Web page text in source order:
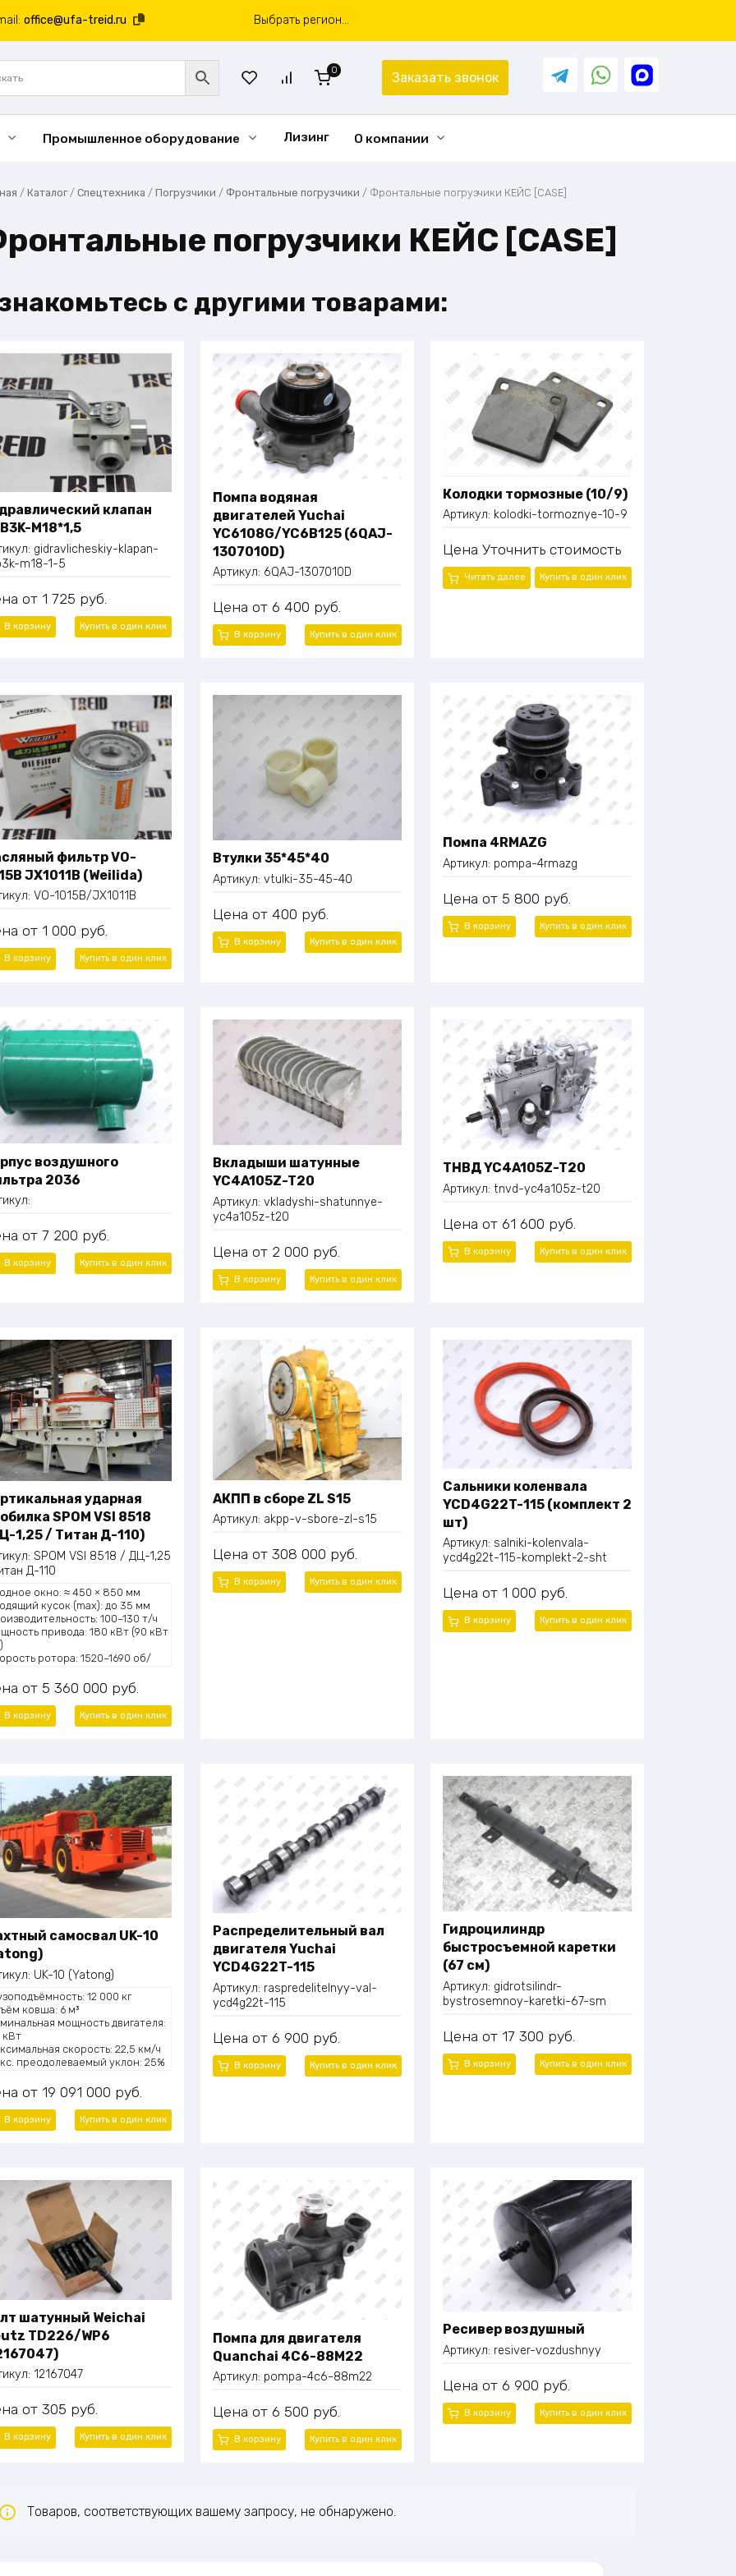
office@ufa-treid.ru Выбрать регион...
0 Заказать звонок
Промышленное оборудование Лизинг О компании
/ Каталог/ Спецтехника / Погрузчики / Фронтальные погрузчики / Фронтальные погрузчики КЕЙС [CASE]
погрузчики КЕЙС [CASE]
с другими товарами:
клапан
M18*1,5
gidravlicheskiy-klapan-
m18-1-5
1 725 руб.
В корзину Купить в один клик
Помпа водяная
двигателей Yuchai
YC6108G/YC6B125 (6QAJ-
1307010D)
Артикул: 6QAJ-1307010D
Цена 6 400 руб.
В корзину Купить в один клик
Колодки тормозные (10/9)
Артикул: kolodki-tormoznye-10-9
Цена Уточнить стоимость
Читать далее Купить в один клик
фильтр VO-
JX1011B (Weilida)
VO-1015B/JX1011B
1 000 руб.
В корзину Купить в один клик
Втулки 35*45*40
Артикул: vtulki-35-45-40
Цена 400 руб.
В корзину Купить в один клик
Помпа 4RMAZG
Артикул: pompa-4rmazg
Цена 5 800 руб.
В корзину Купить в один клик
воздушного
2036
7 200 руб.
В корзину Купить в один клик
Вкладыши шатунные
YC4A105Z-T20
Артикул: vkladyshi-shatunnye-
yc4a105z-t20
Цена 2 000 руб.
В корзину Купить в один клик
ТНВД YC4A105Z-T20
Артикул: tnvd-yc4a105z-t20
Цена 61 600 руб.
В корзину Купить в один клик
ударная
SPOM VSI 8518
1,25 / Титан Д-110)
SPOM VSI 8518 / ДЦ-1,25
Д-110
окно: ≈ 450 × 850 мм
кусок (max): до 35 мм
100–130 т/ч
привода: 180 кВт (90 кВт
ротора: 1520–1690 об/
дробления: камень о камень
о металл (Stone-on-Stone
on-Anvil)
5 360 000 руб.
В корзину Купить в один клик
АКПП в сборе ZL S15
Артикул: akpp-v-sbore-zl-s15
Цена 308 000 руб.
В корзину Купить в один клик
Сальники коленвала
YCD4G22T-115 (комплект 2
шт)
Артикул: salniki-kolenvala-
ycd4g22t-115-komplekt-2-sht
Цена 1 000 руб.
В корзину Купить в один клик
самосвал UK-10
UK-10 (Yatong)
12 000 кг
ковша: 6 м³
мощность двигателя:
кВт
скорость: 22,5 км/ч
преодолеваемый уклон: 25%
поворота наружный: 7 930
масса: 9 500 кг
база: 4 600 мм
19 091 000 руб.
В корзину Купить в один клик
Распределительный вал
двигателя Yuchai
YCD4G22T-115
Артикул: raspredelitelnyy-val-
ycd4g22t-115
Цена 6 900 руб.
В корзину Купить в один клик
Гидроцилиндр
быстросъемной каретки
(67 см)
Артикул: gidrotsilindr-
bystrosemnoy-karetki-67-sm
Цена 17 300 руб.
В корзину Купить в один клик
шатунный Weichai
TD226/WP6
12167047
305 руб.
В корзину Купить в один клик
Помпа для двигателя
Quanchai 4C6-88M22
Артикул: pompa-4c6-88m22
Цена 6 500 руб.
В корзину Купить в один клик
Ресивер воздушный
Артикул: resiver-vozdushnyy
Цена 6 900 руб.
В корзину Купить в один клик
Товаров, соответствующих вашему запросу, не обнаружено.